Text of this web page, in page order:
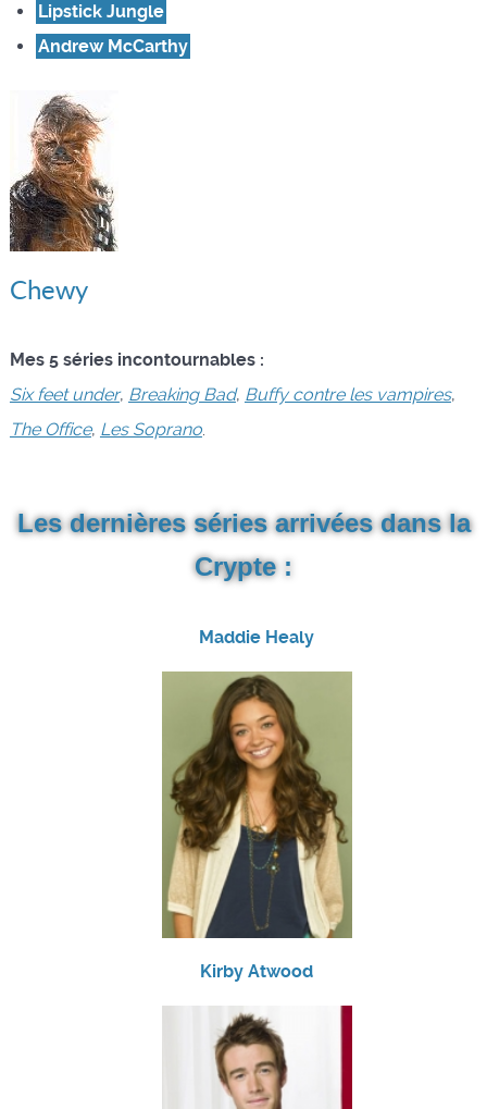
Lipstick Jungle
Andrew McCarthy
Chewy
Mes 5 séries incontournables :
Six feet under, Breaking Bad, Buffy contre les vampires,
The Office, Les Soprano.
Les dernières séries arrivées dans la
Crypte :
Maddie Healy
Kirby Atwood